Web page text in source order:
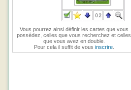
Vous pourrez ainsi définir les cartes que vous
possédez, celles que vous recherchez et celles
que vous avez en double.
Pour cela il suffit de vous inscrire.